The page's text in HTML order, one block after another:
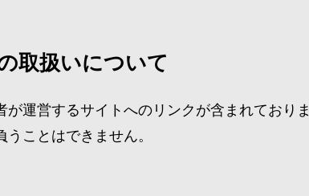
取扱いについて
が運営するサイトへのリンクが含まれてお
ことはできません。